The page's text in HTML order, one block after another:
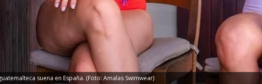
suena en España. (Foto: Amalas Swimwear)